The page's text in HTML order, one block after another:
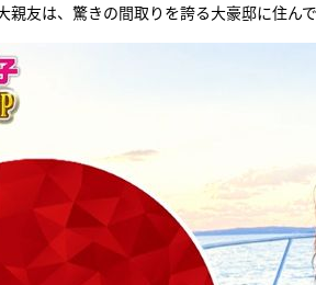
友は、驚きの間取りを誇る大豪邸に住ん